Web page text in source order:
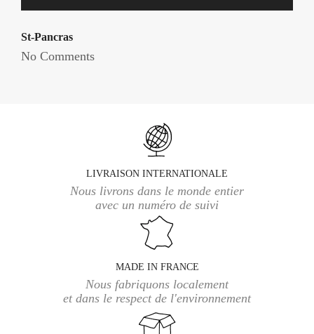
St-Pancras
No Comments
LIVRAISON INTERNATIONALE
Nous livrons dans le monde entier
avec un numéro de suivi
MADE IN FRANCE
Nous fabriquons localement
et dans le respect de l'environnement